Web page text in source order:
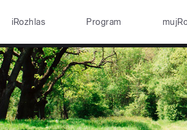
iRozhlas Program